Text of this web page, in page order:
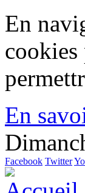
En
En
Facebook Twitter